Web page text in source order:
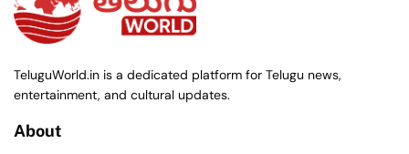
TeluguWorld.in is a dedicated platform for Telugu news,
entertainment, and cultural updates.
About